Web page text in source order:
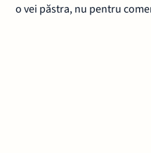
o vei păstra, nu pentru